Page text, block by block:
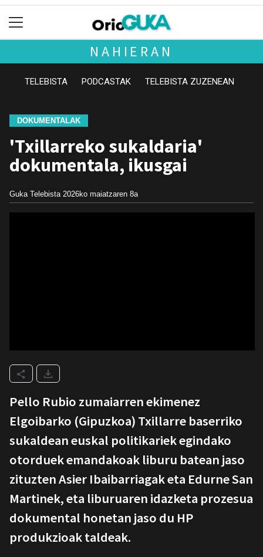
NAHIERAN
TELEBISTA PODCASTAK TELEBISTA ZUZENEAN
DOKUMENTALAK
'Txillarreko sukaldaria'
dokumentala, ikusgai
Guka Telebista 2026ko maiatzaren 8a
Pello Rubio zumaiarren ekimenez
Elgoibarko (Gipuzkoa) Txillarre baserriko
sukaldean euskal politikariek egindako
otorduek emandakoak liburu batean jaso
zituzten Asier Ibaibarriagak eta Edurne San
Martinek, eta liburuaren idazketa prozesua
dokumental honetan jaso du HP
produkzioak taldeak.